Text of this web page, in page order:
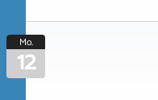
Mo.
12